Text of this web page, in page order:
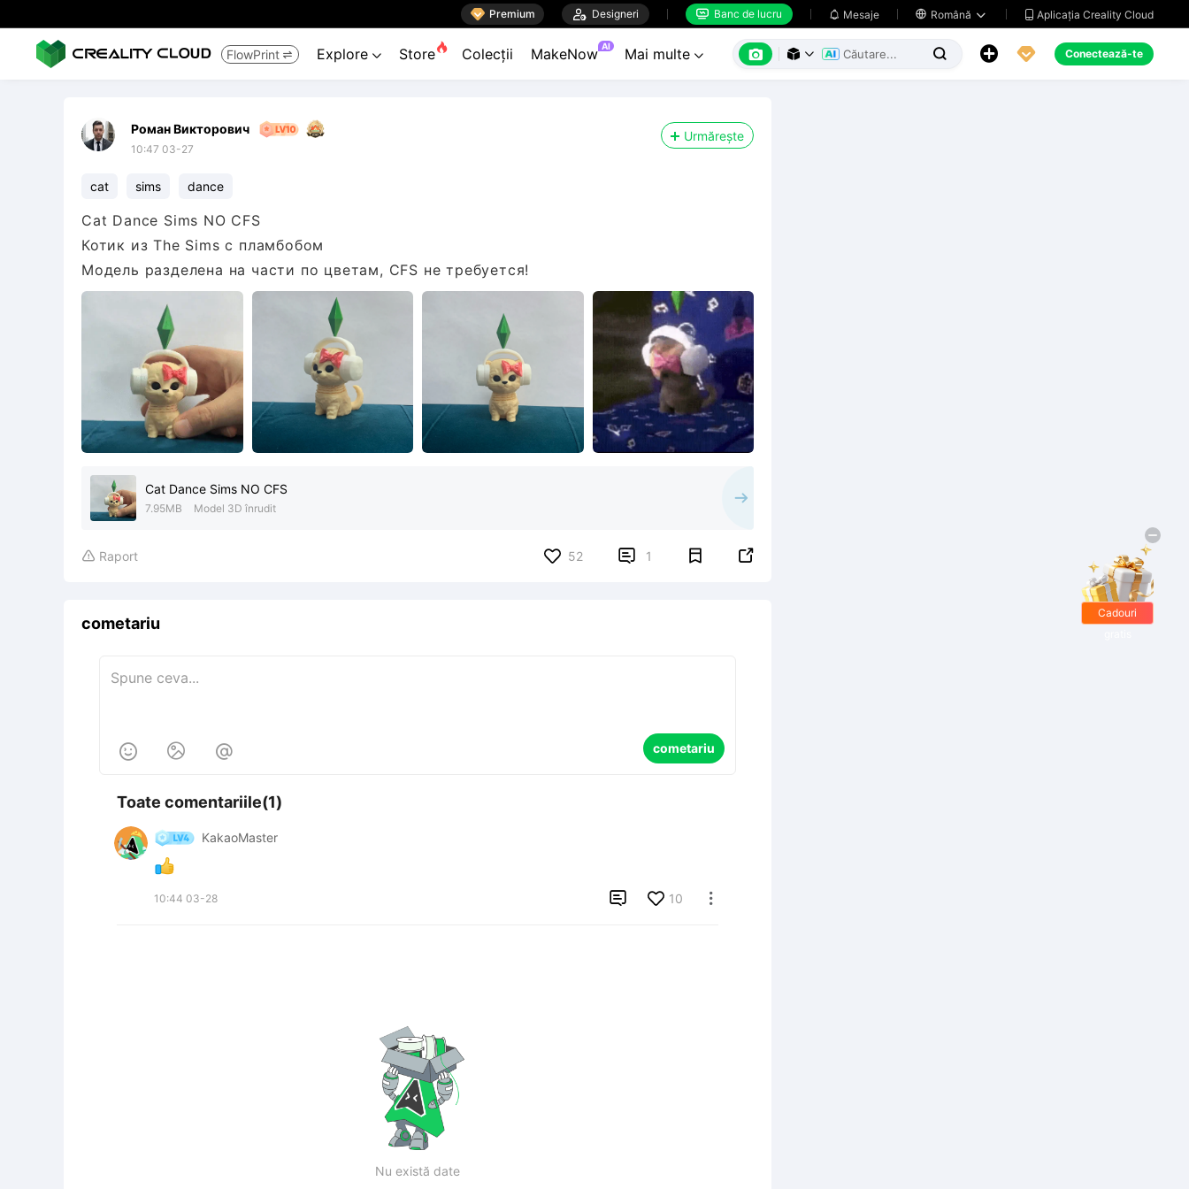
 Premium  Designeri  Banc de lucru  Mesaje  Română   Aplicația Creality Cloud
FlowPrint  Explore  Store Colecții MakeNow AI Mai multe        Conectează-te
Роман Викторович
10:47 03-27
Urmărește
cat sims dance
Cat Dance Sims NO CFS
Котик из The Sims c пламбобoм
Модель разделена на части по цветам, CFS не требуется!
Cat Dance Sims NO CFS
7.95MB Model 3D înrudit
 Raport 52  1 
cometariu
   cometariu
Toate comentariile(1)
KakaoMaster
10:44 03-28  10 
Nu există date
Cadouri